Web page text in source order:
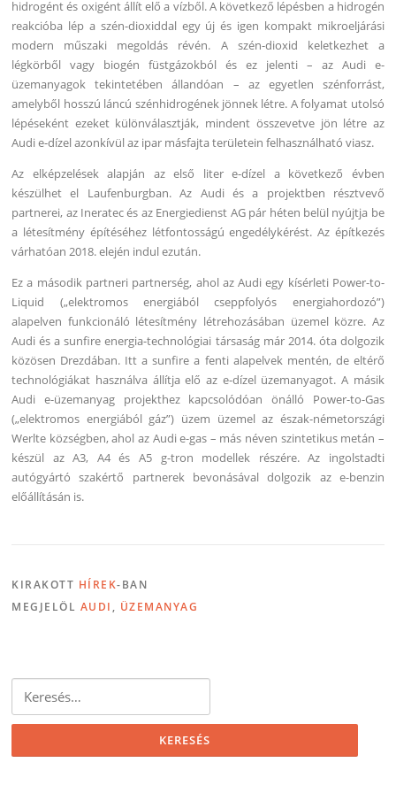
hidrogént és oxigént állít elő a vízből. A következő lépésben a hidrogén
reakcióba lép a szén-dioxiddal egy új és igen kompakt mikroeljárási
modern műszaki megoldás révén. A szén-dioxid keletkezhet a
légkörből vagy biogén füstgázokból és ez jelenti – az Audi e-
üzemanyagok tekintetében állandóan – az egyetlen szénforrást,
amelyből hosszú láncú szénhidrogének jönnek létre. A folyamat utolsó
lépéseként ezeket különválasztják, mindent összevetve jön létre az
Audi e-dízel azonkívül az ipar másfajta területein felhasználható viasz.
Az elképzelések alapján az első liter e-dízel a következő évben
készülhet el Laufenburgban. Az Audi és a projektben résztvevő
partnerei, az Ineratec és az Energiedienst AG pár héten belül nyújtja be
a létesítmény építéséhez létfontosságú engedélykérést. Az építkezés
várhatóan 2018. elején indul ezután.
Ez a második partneri partnerség, ahol az Audi egy kísérleti Power-to-
Liquid („elektromos energiából cseppfolyós energiahordozó”)
alapelven funkcionáló létesítmény létrehozásában üzemel közre. Az
Audi és a sunfire energia-technológiai társaság már 2014. óta dolgozik
közösen Drezdában. Itt a sunfire a fenti alapelvek mentén, de eltérő
technológiákat használva állítja elő az e-dízel üzemanyagot. A másik
Audi e-üzemanyag projekthez kapcsolódóan önálló Power-to-Gas
(„elektromos energiából gáz”) üzem üzemel az észak-németországi
Werlte községben, ahol az Audi e-gas – más néven szintetikus metán –
készül az A3, A4 és A5 g-tron modellek részére. Az ingolstadti
autógyártó szakértő partnerek bevonásával dolgozik az e-benzin
előállításán is.
KIRAKOTT HÍREK-BAN
MEGJELÖL AUDI , ÜZEMANYAG